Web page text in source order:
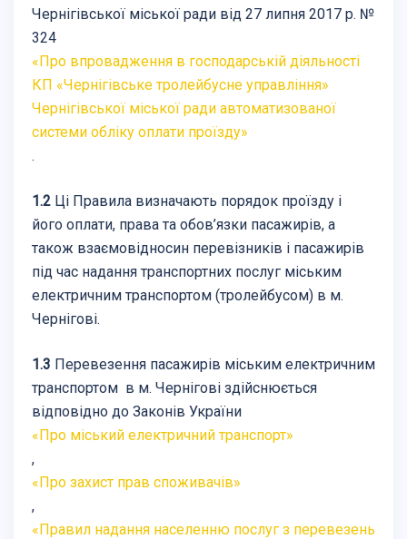
Чернігівської міської ради від 27 липня 2017 р. №
324
«Про впровадження в господарській діяльності
КП «Чернігівське тролейбусне управління»
Чернігівської міської ради автоматизованої
системи обліку оплати проїзду»
.
1.2 Ці Правила визначають порядок проїзду і
його оплати, права та обов’язки пасажирів, а
також взаємовідносин перевізників і пасажирів
під час надання транспортних послуг міським
електричним транспортом (тролейбусом) в м.
Чернігові.
1.3 Перевезення пасажирів міським електричним
транспортом в м. Чернігові здійснюється
відповідно до Законів України
«Про міський електричний транспорт»
,
«Про захист прав споживачів»
,
«Правил надання населенню послуг з перевезень